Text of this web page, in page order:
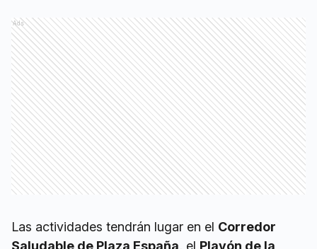
Ads
Las actividades tendrán lugar en el Corredor